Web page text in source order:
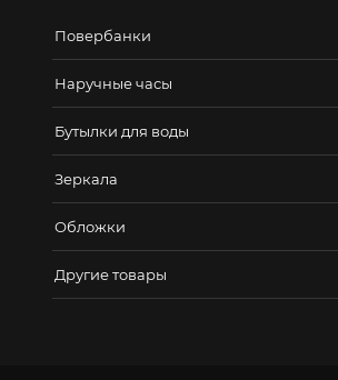
Повербанки
Наручные часы
Бутылки для воды
Зеркала
Обложки
Другие товары